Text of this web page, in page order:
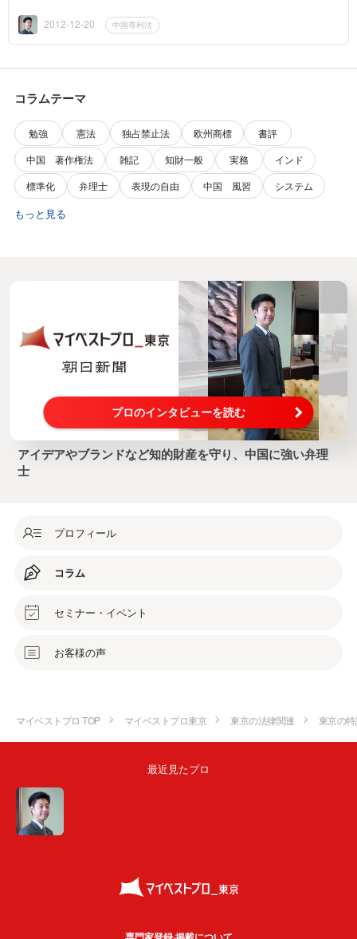
た。まずは、4...
2012-12-20 中国専利法
コラムテーマ
勉強 憲法 独占禁止法 欧州商標
書評
中国 著作権法
雑記 知財一般 実務
インド
標準化
弁理士 表現の自由 中国 風習 システム
もっと見る
プロのインタビューを読む
アイデアやブランドなど知的財産を守り、中国に強い弁理
士
プロフィール
コラム
セミナー・イベント
お客様の声
マイベストプロ TOP マイベストプロ東京 東京の法律関連 東京の
最近見たプロ